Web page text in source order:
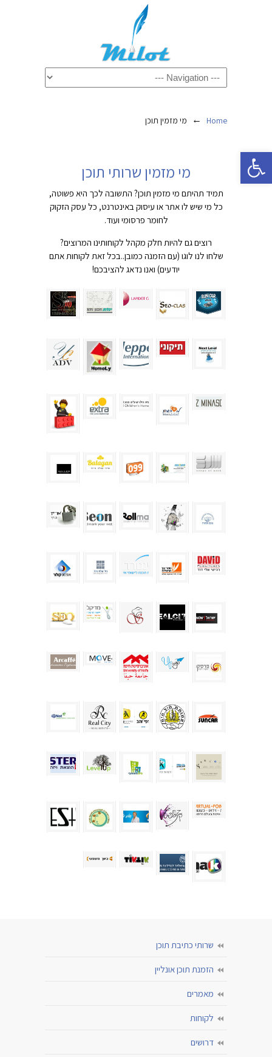
פתח סרגל נגישות
Home
← מי מזמין תוכן
מי מזמין שרותי תוכן
תמיד תהיתם מי מזמין תוכן? התשובה לכך היא פשוטה,
כל מי שיש לו אתר או עיסוק באינטרנט, כל עסק הזקוק
לחומר פרסומי ועוד.
רוצים גם להיות חלק מקהל לקוחותינו המרוצים?
שלחו לנו לוגו (עם הזמנה כמובן..בכל זאת לקוחות אתם
יודעים) ואנו נדאג להציבכם!
שרותי כתיבת תוכן
הזמנת תוכן אונליין
מאמרים
לקוחות
דרושים